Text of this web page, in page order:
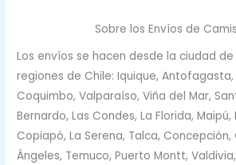
Sobre los Envíos de
Los envíos se hacen desde la ciudad
regiones de Chile: Iquique,
Coquimbo, Valparaíso, Viña del Mar,
Bernardo, Las Condes, La Florida, Maipú,
Copiapó, La Serena, Talca, Concepción,
Ángeles, Temuco, Puerto Montt,